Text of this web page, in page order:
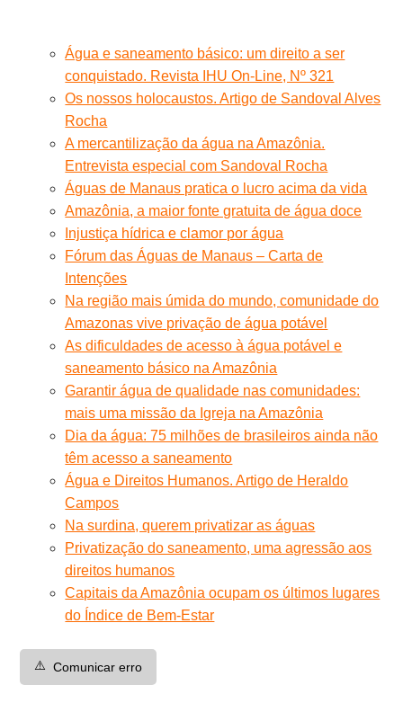
Água e saneamento básico: um direito a ser
conquistado. Revista IHU On-Line, Nº 321
Os nossos holocaustos. Artigo de Sandoval Alves
Rocha
A mercantilização da água na Amazônia.
Entrevista especial com Sandoval Rocha
Águas de Manaus pratica o lucro acima da vida
Amazônia, a maior fonte gratuita de água doce
Injustiça hídrica e clamor por água
Fórum das Águas de Manaus – Carta de
Intenções
Na região mais úmida do mundo, comunidade do
Amazonas vive privação de água potável
As dificuldades de acesso à água potável e
saneamento básico na Amazônia
Garantir água de qualidade nas comunidades:
mais uma missão da Igreja na Amazônia
Dia da água: 75 milhões de brasileiros ainda não
têm acesso a saneamento
Água e Direitos Humanos. Artigo de Heraldo
Campos
Na surdina, querem privatizar as águas
Privatização do saneamento, uma agressão aos
direitos humanos
Capitais da Amazônia ocupam os últimos lugares
do Índice de Bem-Estar
⚠️ Comunicar erro